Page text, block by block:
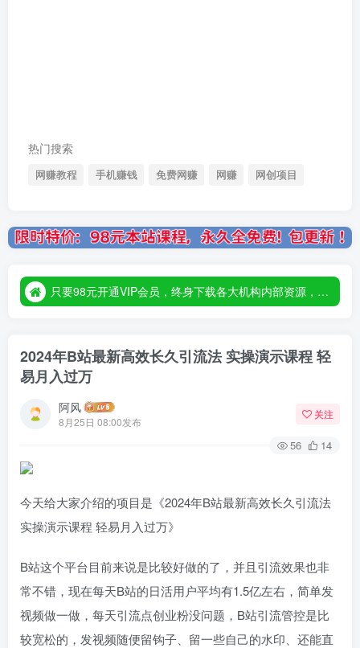
热门搜索
网赚教程 手机赚钱 免费网赚 网赚 网创项目
只要98元开通VIP会员，终身下载各大机构内部资源，一站式草根创业基地，最新最强网赚教程大全，小投入，大回报！
只要98元开通VIP会员，终身下载各大机构内部资源，一站式草根创业基地，最新最强网赚教程大全，小投入，大回报！
2024年B站最新高效长久引流法 实操演示课程 轻
易月入过万
阿风
8月25日 08:00发布
关注
56 14
今天给大家介绍的项目是《2024年B站最新高效长久引流法
实操演示课程 轻易月入过万》
B站这个平台目前来说是比较好做的了，并且引流效果也非
常不错，现在每天B站的日活用户平均有1.5亿左右，简单发
视频做一做，每天引流点创业粉没问题，B站引流管控是比
较宽松的，发视频随便留钩子、留一些自己的水印、还能直